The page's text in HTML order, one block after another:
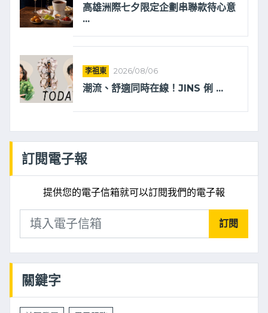
高雄洲際七夕限定企劃串聯款待心意
...
李祖東 2026/08/06
潮流、舒適同時在線！JINS 俐 ...
訂閱電子報
提供您的電子信箱就可以訂閱我們的電子報
訂閱
關鍵字